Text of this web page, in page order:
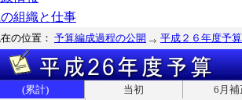
組織と仕事
の位置： 予算編成過程の公開 平成２６年度予算
(累計) 当初
6月補